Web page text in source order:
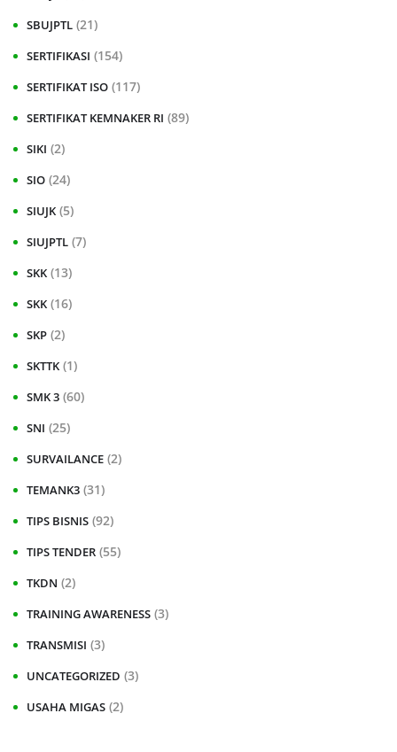
SBUJPTL (21)
SERTIFIKASI (154)
SERTIFIKAT ISO (117)
SERTIFIKAT KEMNAKER RI (89)
SIKI (2)
SIO (24)
SIUJK (5)
SIUJPTL (7)
SKK (13)
SKK (16)
SKP (2)
SKTTK (1)
SMK 3 (60)
SNI (25)
SURVAILANCE (2)
TEMANK3 (31)
TIPS BISNIS (92)
TIPS TENDER (55)
TKDN (2)
TRAINING AWARENESS (3)
TRANSMISI (3)
UNCATEGORIZED (3)
USAHA MIGAS (2)